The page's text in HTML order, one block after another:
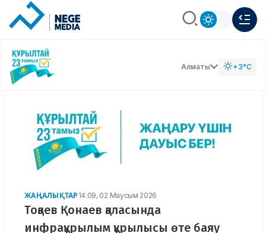
Алматы +3°C
ЖАҢАЛЫҚТАР 14:09, 02 Маусым 2026
Тоқаев Қонаев қаласында
инфрақұрылым құрылысы өте баяу